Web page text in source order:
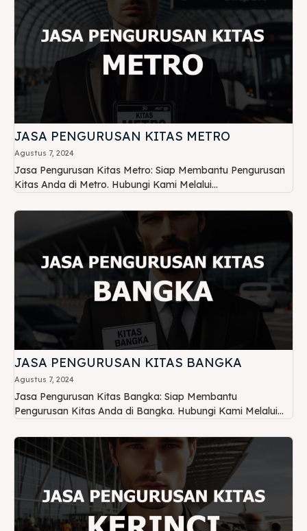
JASA PENGURUSAN KITAS METRO
Agustus 7, 2024
Jasa Pengurusan Kitas Metro: Siap Membantu Pengurusan
Kitas Anda di Metro. Hubungi Kami Melalui...
JASA PENGURUSAN KITAS BANGKA
Agustus 7, 2024
Jasa Pengurusan Kitas Bangka: Siap Membantu
Pengurusan Kitas Anda di Bangka. Hubungi Kami Melalui...